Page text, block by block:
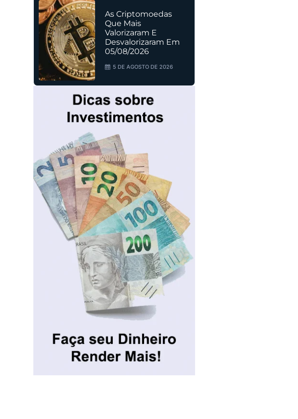
As Criptomoedas
Que Mais
Valorizaram E
Desvalorizaram Em
05/08/2026
5 DE AGOSTO DE 2026